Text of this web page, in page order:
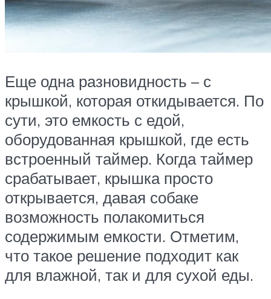
Еще одна разновидность – с
крышкой, которая откидывается. По
сути, это емкость с едой,
оборудованная крышкой, где есть
встроенный таймер. Когда таймер
срабатывает, крышка просто
открывается, давая собаке
возможность полакомиться
содержимым емкости. Отметим,
что такое решение подходит как
для влажной, так и для сухой еды.